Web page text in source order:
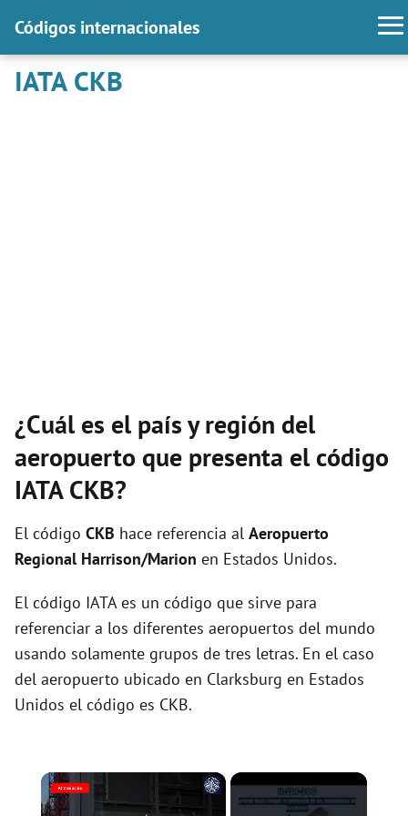
Códigos internacionales
IATA CKB
¿Cuál es el país y región del
aeropuerto que presenta el código
IATA CKB?
El código CKB hace referencia al Aeropuerto
Regional Harrison/Marion en Estados Unidos.
El código IATA es un código que sirve para
referenciar a los diferentes aeropuertos del mundo
usando solamente grupos de tres letras. En el caso
del aeropuerto ubicado en Clarksburg en Estados
Unidos el código es CKB.
×